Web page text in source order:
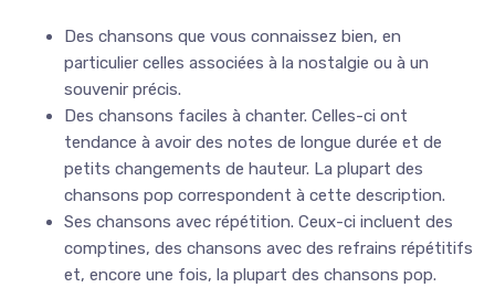
Des chansons que vous connaissez bien, en
particulier celles associées à la nostalgie ou à un
souvenir précis.
Des chansons faciles à chanter. Celles-ci ont
tendance à avoir des notes de longue durée et de
petits changements de hauteur. La plupart des
chansons pop correspondent à cette description.
Ses chansons avec répétition. Ceux-ci incluent des
comptines, des chansons avec des refrains répétitifs
et, encore une fois, la plupart des chansons pop.